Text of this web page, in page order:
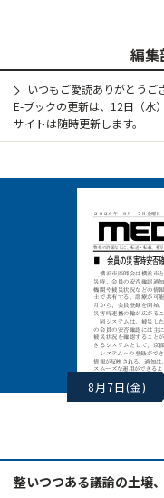
編集
いつもご愛読ありがとうご
E-ブックの更新は、12日（水
サイトは随時更新します。
8月7日(金)
整いつつある議論の土壌